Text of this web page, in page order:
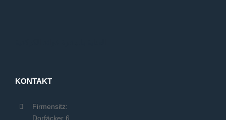
KONTAKT
Firmensitz:
Dorfäcker 6